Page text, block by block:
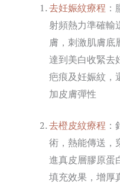
去妊娠紋療程
射頻熱力準確輸
膚，刺激肌膚底
達到美白收緊去
疤痕及妊娠紋，
加皮膚彈性
去橙皮紋療程
術，熱能傳送，
進真皮層膠原蛋
填充效果，增厚